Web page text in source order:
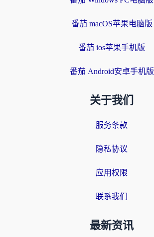
番茄 macOS苹果电脑版
番茄 ios苹果手机版
番茄 Android安卓手机版
关于我们
服务条款
隐私协议
应用权限
联系我们
最新资讯